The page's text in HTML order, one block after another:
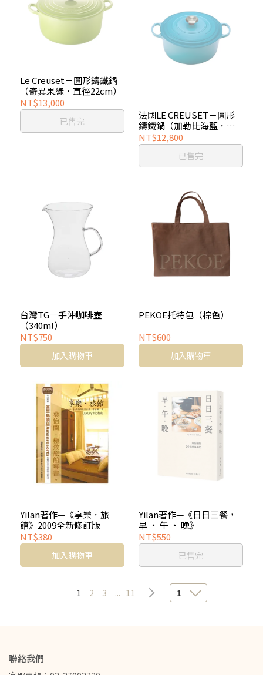
Le Creuset－圓形鑄鐵鍋
（奇異果綠．直徑22cm）
NT$13,000
已售完
法國LE CREUSET－圓形
鑄鐵鍋（加勒比海藍．直
徑20cm）
NT$12,800
已售完
台灣TG—手沖咖啡壺
（340ml）
NT$750
加入購物車
PEKOE托特包（棕色）
NT$600
加入購物車
Yilan著作—《享樂．旅
館》2009全新修訂版
NT$380
加入購物車
Yilan著作—《日日三餐，
早 ‧ 午 ‧ 晚》
NT$550
已售完
1 2 3 ... 11 1
聯絡我們